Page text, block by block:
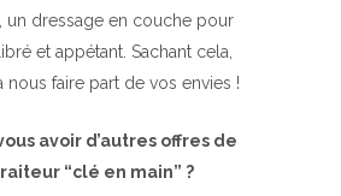
un dressage en couche pour
et appétant. Sachant cela,
nous faire part de vos envies !
avoir d’autres offres de
“clé en main” ?